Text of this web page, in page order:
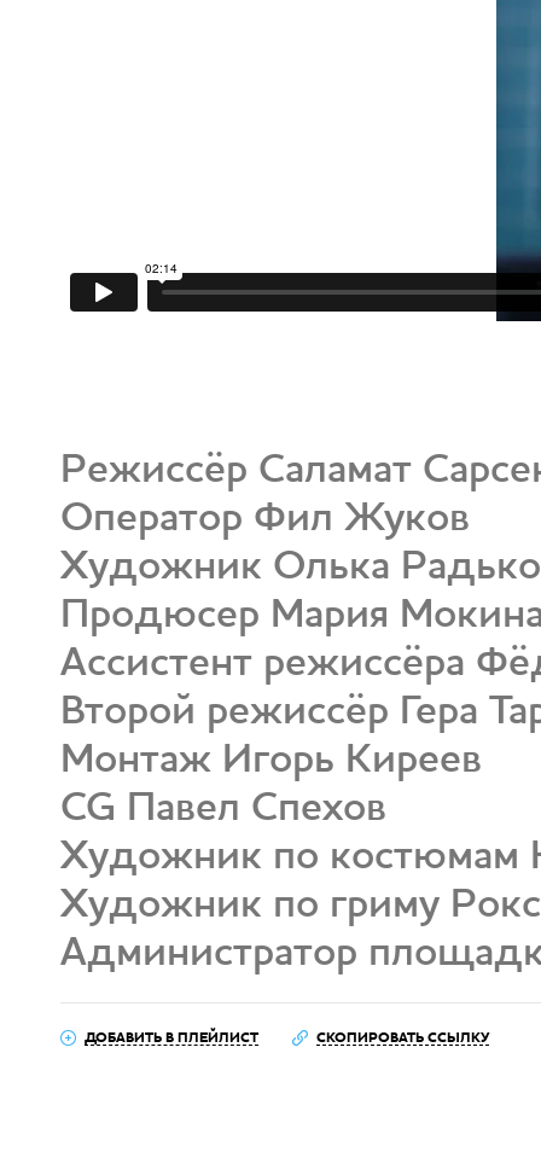
Режиссёр Саламат
Оператор Фил Жуков
Художник Олька
Продюсер Мария
Ассистент режиссёра
Второй режиссёр Гера
Монтаж Игорь Киреев
CG Павел Спехов
Художник по костюмам
Художник по гриму
Администратор
ДОБАВИТЬ В ПЛЕЙЛИСТ СКОПИРОВАТЬ ССЫЛКУ